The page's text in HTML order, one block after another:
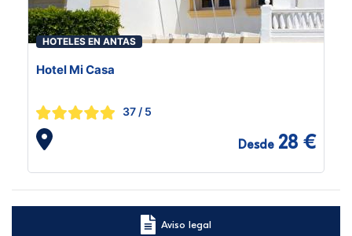
HOTELES EN ANTAS
Hotel Mi Casa
37 / 5
Desde 28 €
Aviso legal